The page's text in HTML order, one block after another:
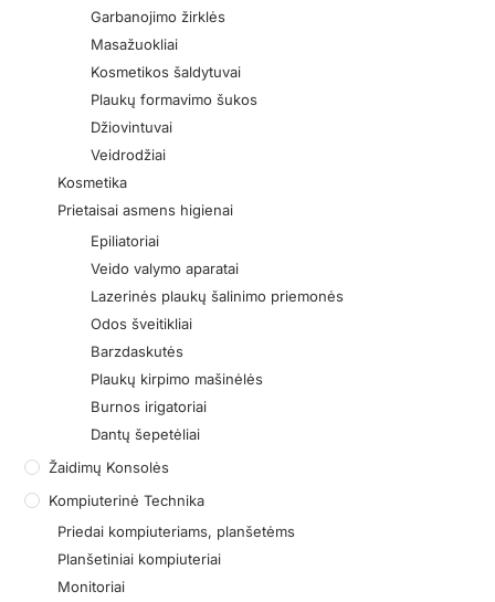
Garbanojimo žirklės
Masažuokliai
Kosmetikos šaldytuvai
Plaukų formavimo šukos
Džiovintuvai
Veidrodžiai
Kosmetika
Prietaisai asmens higienai
Epiliatoriai
Veido valymo aparatai
Lazerinės plaukų šalinimo priemonės
Odos šveitikliai
Barzdaskutės
Plaukų kirpimo mašinėlės
Burnos irigatoriai
Dantų šepetėliai
Žaidimų Konsolės
Kompiuterinė Technika
Priedai kompiuteriams, planšetėms
Planšetiniai kompiuteriai
Monitoriai